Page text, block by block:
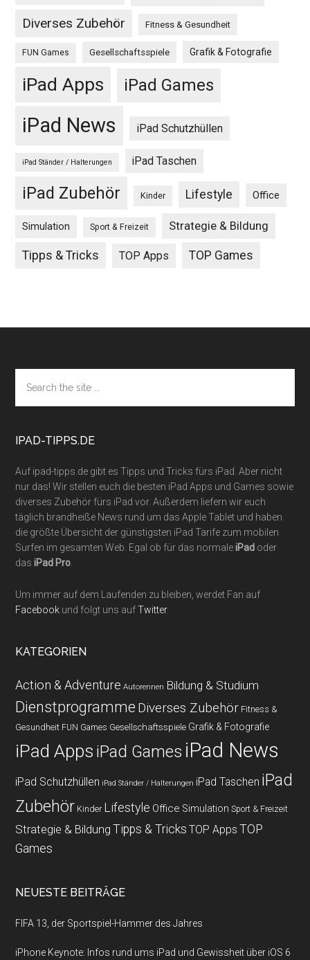
Diverses Zubehör Fitness & Gesundheit
FUN Games Gesellschaftsspiele Grafik & Fotografie
iPad Apps iPad Games
iPad News iPad Schutzhüllen
iPad Ständer / Halterungen iPad Taschen
iPad Zubehör Kinder Lifestyle Office
Simulation Sport & Freizeit Strategie & Bildung
Tipps & Tricks TOP Apps TOP Games
Footer
the
site
IPAD-TIPPS.DE
Auf ipad-tipps.de gibt es Tipps und Tricks fürs iPad. Aber nicht
nur das! Wir stellen euch die besten iPad Apps und Games sowie
diverses Zubehör fürs iPad vor. Außerdem liefern wir euch
täglich brandheiße News rund um das Apple Tablet und haben
die größte Übersicht der günstigsten iPad Tarife zum mobilen
Surfen im gesamten Web. Egal ob für das normaleiPad oder
dasiPad Pro
Um immer auf dem Laufenden zu bleiben, werdet Fan auf
Facebook und folgt uns aufTwitter.
KATEGORIEN
Action & Adventure Autorennen Bildung & Studium
Dienstprogramme Diverses Zubehör Fitness &
Gesundheit FUN Games Gesellschaftsspiele Grafik & Fotografie
iPad Apps iPad Games iPad News
iPad Schutzhüllen iPad Ständer / Halterungen iPad Taschen iPad
Zubehör Kinder Lifestyle Office Simulation Sport & Freizeit
Strategie & Bildung Tipps & Tricks TOP Apps TOP
Games
NEUESTE BEITRÄGE
FIFA 13, der Sportspiel-Hammer des Jahres
iPhone Keynote: Infos rund ums iPad und Gewissheit über iOS 6